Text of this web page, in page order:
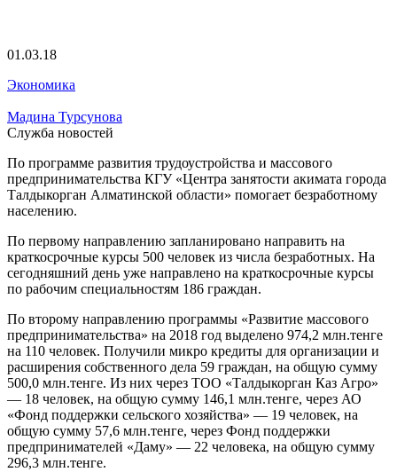
01.03.18
Экономика
Мадина Турсунова
Служба новостей
По программе развития трудоустройства и массового
предпринимательства КГУ «Центра занятости акимата города
Талдыкорган Алматинской области» помогает безработному
населению.
По первому направлению запланировано направить на
краткосрочные курсы 500 человек из числа безработных. На
сегодняшний день уже направлено на краткосрочные курсы
по рабочим специальностям 186 граждан.
По второму направлению программы «Развитие массового
предпринимательства» на 2018 год выделено 974,2 млн.тенге
на 110 человек. Получили микро кредиты для организации и
расширения собственного дела 59 граждан, на общую сумму
500,0 млн.тенге. Из них через ТОО «Талдыкорган Каз Агро»
— 18 человек, на общую сумму 146,1 млн.тенге, через АО
«Фонд поддержки сельского хозяйства» — 19 человек, на
общую сумму 57,6 млн.тенге, через Фонд поддержки
предпринимателей «Даму» — 22 человека, на общую сумму
296,3 млн.тенге.